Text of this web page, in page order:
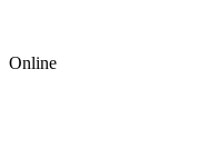
Online